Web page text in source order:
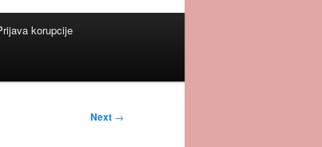
korupcije
Next →